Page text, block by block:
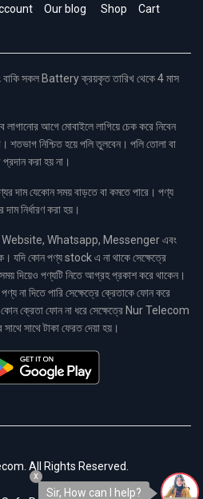
Our blog Shop Cart
সকল Battery ক্রয়কৃত তারিখ থেকে 4 মাস
আগে মোবাইলে লাগিয়ে চেক করে নিবেন
শতভাগ নিশ্চিত হয়ে পলি তুলবেন। পলি তোলা বা
করা হয় না।
দাম যেকোন সময় বাড়তে বা কমতে পারে। পণ্য
নির্ধারণ করা হয়।
Website, Whatsapp, Messenger এবং
যদি কোন পণ্য stock এ না থাকে সেক্ষেত্রে
দিয়েও পণ্যটি নিতে আগ্রহ প্রকাশ করে থাকেন।
না দিতে পারি সেক্ষেত্রে ক্রেতাকে ফোন করে
কোন ক্রেতা ফোন না ধরে সেক্ষেত্রে Nur Telecom
সাথে টাকা ফেরত দেয়া হয়।
All Rights Reserved.
Sir, How can I help?
x